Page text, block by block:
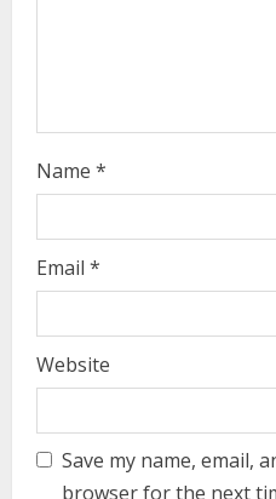
g
Name *
Email *
Website
Save my name, email,
browser for the next